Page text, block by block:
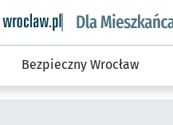
informacyjny wroclaw.pl
Bezpieczny Wrocław